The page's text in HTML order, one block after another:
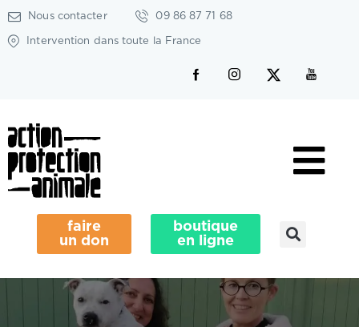
Nous contacter 09 86 87 71 68
Intervention dans toute la France
faire
un don
boutique
en ligne